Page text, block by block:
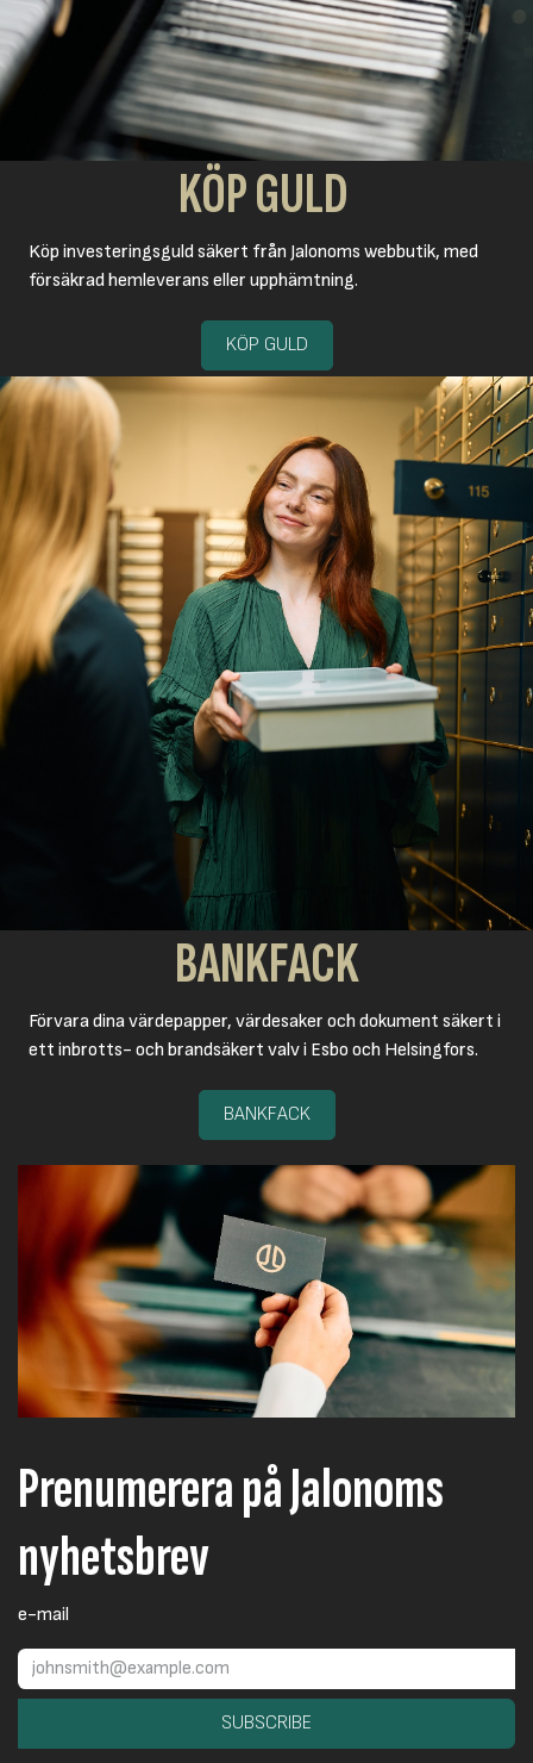
KÖP GULD
Köp investeringsguld säkert från Jalonoms webbutik, med
försäkrad hemleverans eller upphämtning.
KÖP GULD
BANKFACK
Förvara dina värdepapper, värdesaker och dokument säkert i
ett inbrotts- och brandsäkert valv i Esbo och Helsingfors.
BANKFACK
Prenumerera på Jalonoms
nyhetsbrev
e-mail
SUBSCRIBE